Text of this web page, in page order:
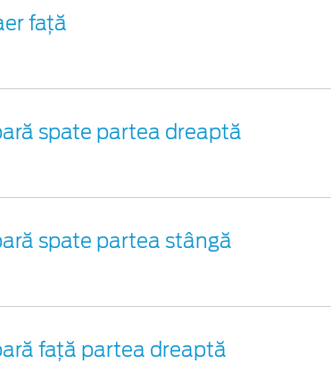
faţă
spate partea dreaptă
spate partea stângă
față partea dreaptă